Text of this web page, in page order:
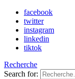
facebook
twitter
instagram
linkedin
tiktok
Recherche
Search for: